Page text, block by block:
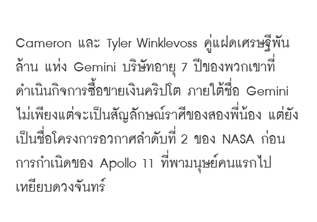
Cameron และ Tyler Winklevoss คู่แฝดเศรษฐีพัน
ล้าน แห่ง Gemini บริษัทอายุ 7 ปีของพวกเขาที่
ดำเนินกิจการซื้อขายเงินคริป โต ภายใต้ชื่อ
ไม่เพียงแต่จะเป็นสัญลักษณ์ราศีของสองพี่น้อง แต่ยัง
เป็นชื่อโครงการอวกาศลำดับที่ 2 ของ
NASA ก่อน
การกำเนิดของ Apollo 11 ที่พามนุษย์คนแรกไป
เหยียบดวงจันทร์